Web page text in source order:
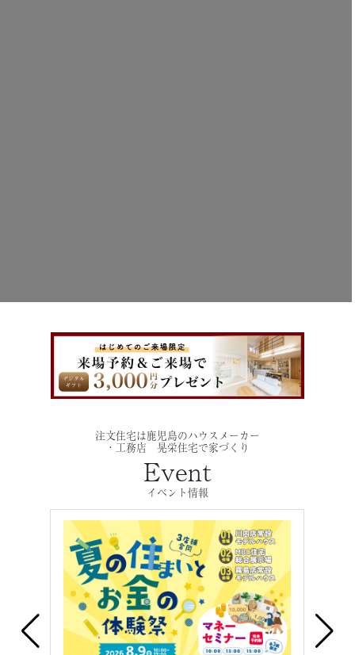
注文住宅は鹿児島のハウスメーカー
・工務店 晃栄住宅で家づくり
Event
イベント情報